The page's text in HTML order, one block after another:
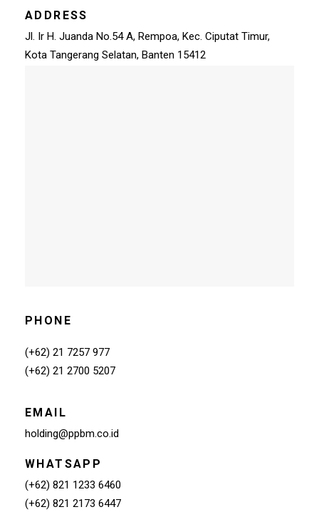
ADDRESS
Jl. Ir H. Juanda No.54 A, Rempoa, Kec. Ciputat Timur,
Kota Tangerang Selatan, Banten 15412
PHONE
(+62) 21 7257 977
(+62) 21 2700 5207
EMAIL
holding@ppbm.co.id
WHATSAPP
(+62) 821 1233 6460
(+62) 821 2173 6447